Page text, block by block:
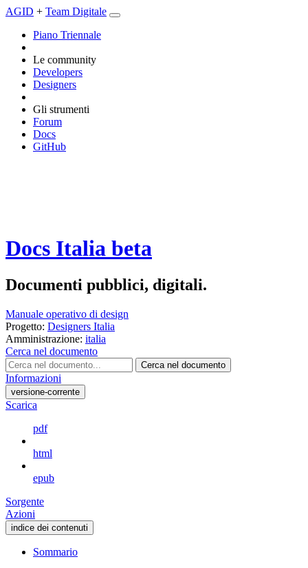
AGID + Team Digitale
Piano Triennale
Le community
Developers
Designers
Gli strumenti
Forum
Docs
GitHub
Docs Italia beta
Documenti pubblici, digitali.
Manuale operativo di design
Progetto: Designers Italia
Amministrazione: italia
Cerca nel documento
Cerca nel documento
Informazioni
versione-corrente
Scarica
pdf
html
epub
Sorgente
Azioni
indice dei contenuti
Sommario